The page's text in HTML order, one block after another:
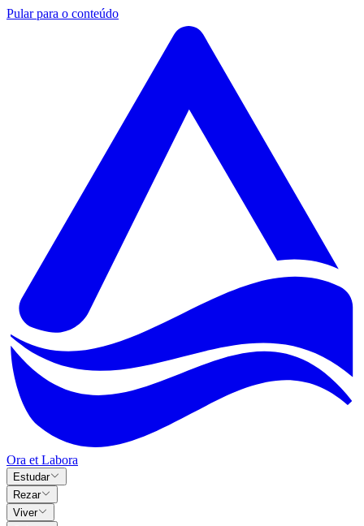
Pular para o conteúdo
Ora et Labora
Estudar
Rezar
Viver